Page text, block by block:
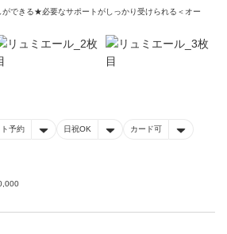
できる★必要なサポートがしっかり受けられる＜オー
予約 日祝OK カード可